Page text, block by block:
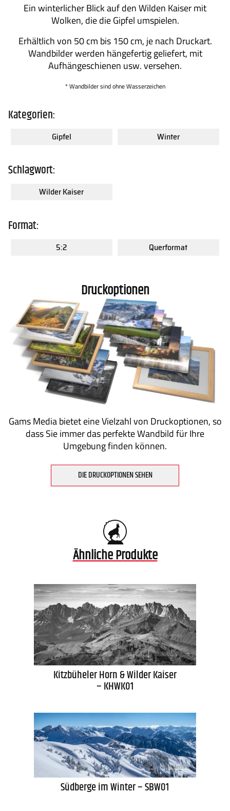
Newsletter
Kontakt
Über uns
Ein winterlicher Blick auf den Wilden Kaiser mit
Wolken, die die Gipfel umspielen.
Erhältlich von 50 cm bis 150 cm, je nach Druckart.
Wandbilder werden hängefertig geliefert, mit
Aufhängeschienen usw. versehen.
* Wandbilder sind ohne Wasserzeichen
Kategorien:
Gipfel Winter
Schlagwort:
Wilder Kaiser
Format:
5:2 Querformat
Druckoptionen
Gams Media bietet eine Vielzahl von Druckoptionen, so
dass Sie immer das perfekte Wandbild für Ihre
Umgebung finden können.
DIE DRUCKOPTIONEN SEHEN
Ähnliche Produkte
Kitzbüheler Horn & Wilder Kaiser
– KHWK01
Südberge im Winter – SBW01